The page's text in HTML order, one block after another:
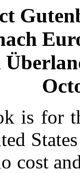
is for
cost